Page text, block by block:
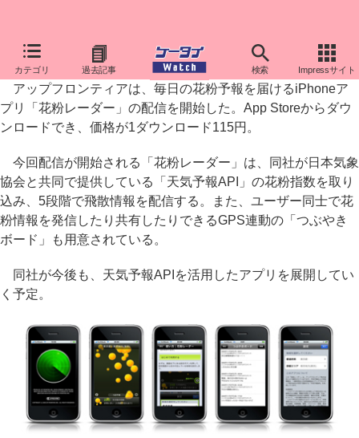
カテゴリ 過去記事 検索 Impressサイト
花粉予報を確認できるiPhoneアプリ「花粉レーダー」
アップフロンティアは、毎日の花粉予報を届けるiPhoneア
プリ「花粉レーダー」の配信を開始した。App Storeからダウ
ンロードでき、価格が1ダウンロード115円。
今回配信が開始される「花粉レーダー」は、同社が日本気象
協会と共同で提供している「天気予報API」の花粉指数を取り
込み、5段階で飛散情報を配信する。また、ユーザー同士で花
粉情報を発信したり共有したりできるGPS連動の「つぶやき
ボード」も用意されている。
同社が今後も、天気予報APIを活用したアプリを展開してい
く予定。